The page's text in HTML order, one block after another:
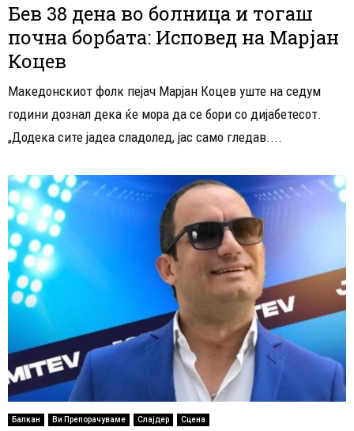
Бев 38 дена во болница и тогаш
почна борбата: Исповед на Марјан
Коцев
Македонскиот фолк пејач Марјан Коцев уште на седум
години дознал дека ќе мора да се бори со дијабетесот.
„Додека сите јадеа сладолед, јас само гледав....
Балкан Ви Препорачуваме Слајдер Сцена